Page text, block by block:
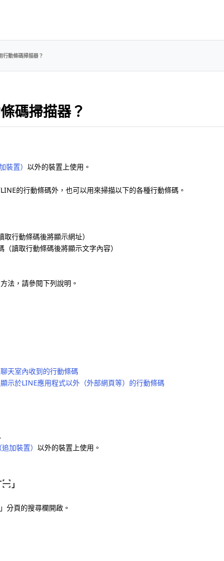
行動條碼掃描器？
碼掃描器？
裝置） 以外的裝置上使用。
的行動條碼外，也可以用來掃描以下的各種行動條碼。
行動條碼後將顯示網址）
（讀取行動條碼後將顯示文字內容）
法，請參閱下列說明。
天室內收到的行動條碼
示於LINE應用程式以外（外部網頁等）的行動條碼
加裝置） 以外的裝置上使用。
」
分頁的搜尋欄開啟。